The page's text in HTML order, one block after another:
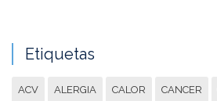
Etiquetas
ACV ALERGIA CALOR CANCER